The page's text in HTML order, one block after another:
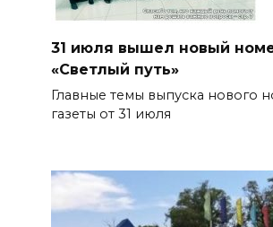
31 июля вышел новый
«Светлый путь»
Главные темы выпуска нового
газеты от 31 июля